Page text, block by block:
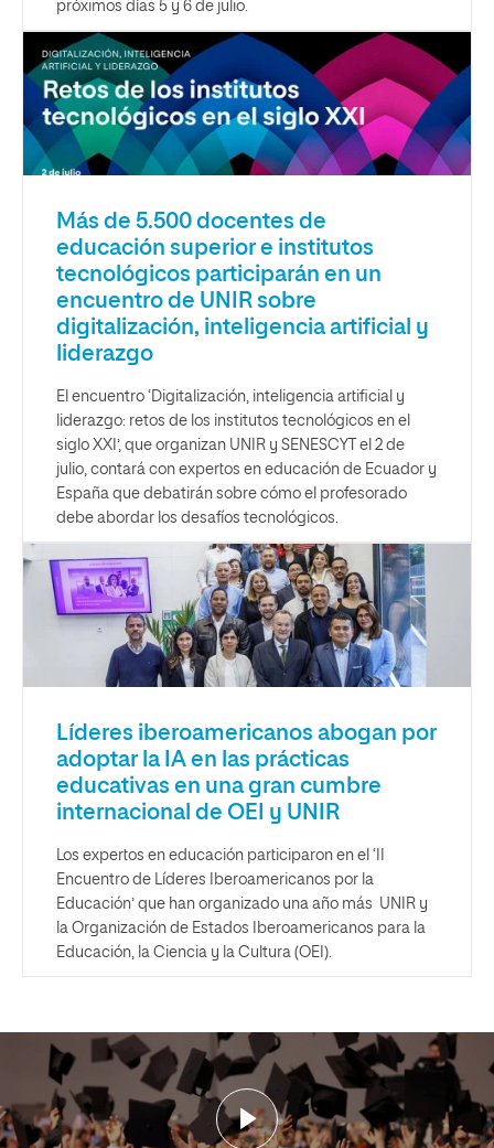
próximos días 5 y 6 de julio.
Más de 5.500 docentes de
educación superior e institutos
tecnológicos participarán en un
encuentro de UNIR sobre
digitalización, inteligencia artificial y
liderazgo
El encuentro ‘Digitalización, inteligencia artificial y
liderazgo: retos de los institutos tecnológicos en el
siglo XXI’, que organizan UNIR y SENESCYT el 2 de
julio, contará con expertos en educación de Ecuador y
España que debatirán sobre cómo el profesorado
debe abordar los desafíos tecnológicos.
Líderes iberoamericanos abogan por
adoptar la IA en las prácticas
educativas en una gran cumbre
internacional de OEI y UNIR
Los expertos en educación participaron en el ‘II
Encuentro de Líderes Iberoamericanos por la
Educación’ que han organizado una año más UNIR y
la Organización de Estados Iberoamericanos para la
Educación, la Ciencia y la Cultura (OEI).